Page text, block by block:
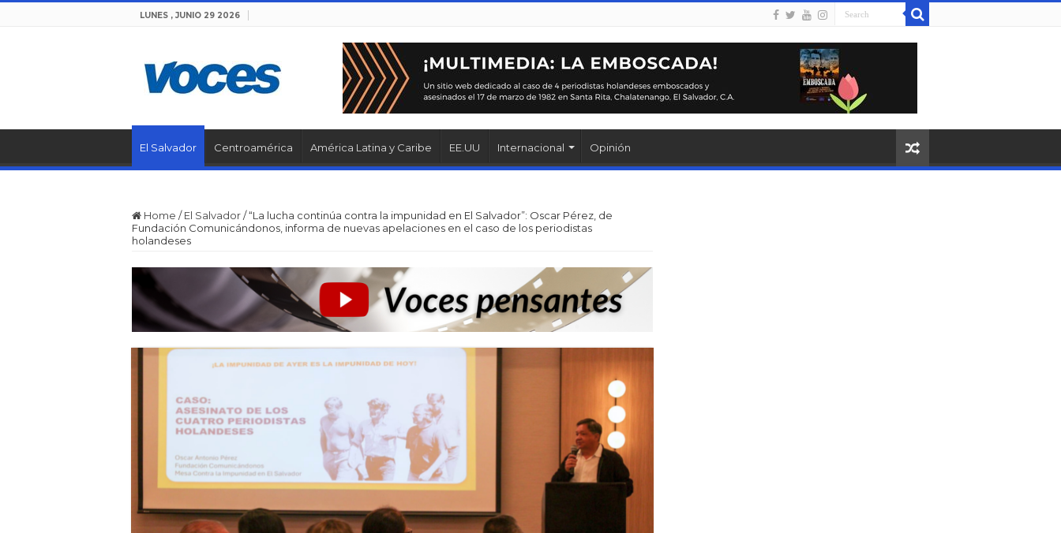
LUNES , JUNIO 29 2026
El Salvador Centroamérica América Latina y Caribe EE.UU Internacional Opinión
Home / El Salvador/“La lucha continúa contra la impunidad en El Salvador”: Oscar Pérez, de
Fundación Comunicándonos, informa de nuevas apelaciones en el caso de los periodistas
holandeses